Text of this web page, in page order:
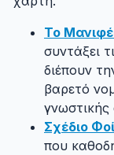
Το
συντάξει
διέπουν
βαρετό
γνωστικής
Σχέδιο
που